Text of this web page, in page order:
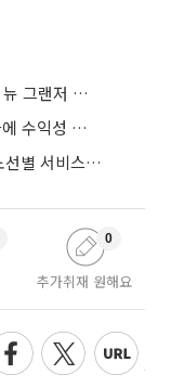
효율·AI 더했다…더 강하고 알뜰해진 ‘더 뉴 그랜저 하이브리드’
진에어, 2분기 영업손실 731억…“고유가에 수익성 악화”
새출발 트리니티항공, 재도약 나선다…노선별 서비스 차별화
추가취재 원해요
0